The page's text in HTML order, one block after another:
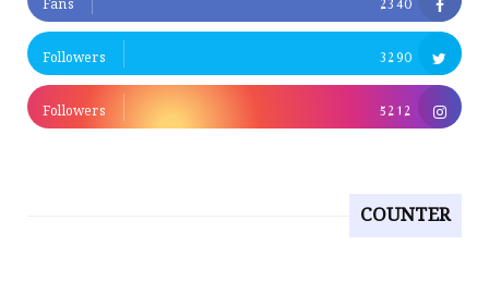
3290
Followers
5212
Followers
COUNTER